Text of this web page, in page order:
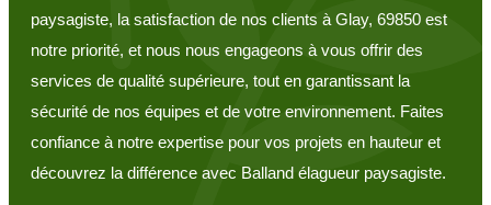
paysagiste, la satisfaction de nos clients à Glay, 69850 est
notre priorité, et nous nous engageons à vous offrir des
services de qualité supérieure, tout en garantissant la
sécurité de nos équipes et de votre environnement. Faites
confiance à notre expertise pour vos projets en hauteur et
découvrez la différence avec Balland élagueur paysagiste.